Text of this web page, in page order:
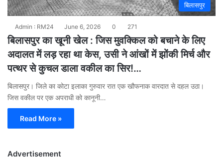
बिलासपुर
Admin : RM24 June 6, 2026 0 271
बिलासपुर का खूनी खेल : जिस मुवक्किल को बचाने के लिए
अदालत में लड़ रहा था केस, उसी ने आंखों में झोंकी मिर्च और
पत्थर से कुचल डाला वकील का सिर!…
बिलासपुर। जिले का कोटा इलाका गुरुवार रात एक खौफनाक वारदात से दहल उठा।
जिस वकील पर एक अपराधी को कानूनी…
Read More »
Advertisement